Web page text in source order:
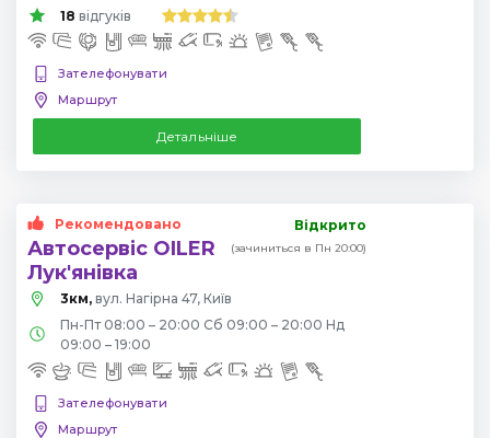
18 відгуків
Зателефонувати
Маршрут
Детальніше
Рекомендовано
Автосервіс OILER
Лук'янівка
Відкрито
(зачиниться в Пн 20:00)
3км, вул. Нагірна 47, Київ
Пн-Пт 08:00 – 20:00 Сб 09:00 – 20:00 Нд
09:00 – 19:00
Зателефонувати
Маршрут